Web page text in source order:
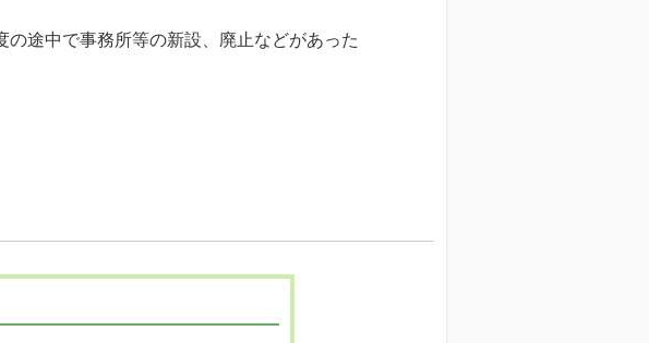
途中で事務所等の新設、廃止などがあった